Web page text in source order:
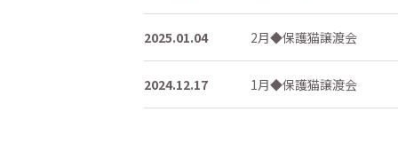
2025.01.04 2月◆保護猫譲渡会
2024.12.17 1月◆保護猫譲渡会